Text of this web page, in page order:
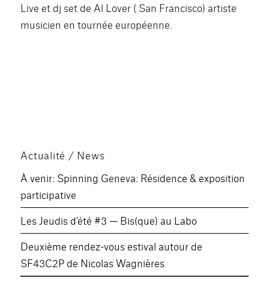
Live et dj set de Al Lover ( San Francisco) artiste
musicien en tournée européenne.
Actualité / News
À venir: Spinning Geneva: Résidence & exposition
participative
Les Jeudis d’été #3 — Bis(que) au Labo
Deuxième rendez-vous estival autour de
SF43C2P de Nicolas Wagnières